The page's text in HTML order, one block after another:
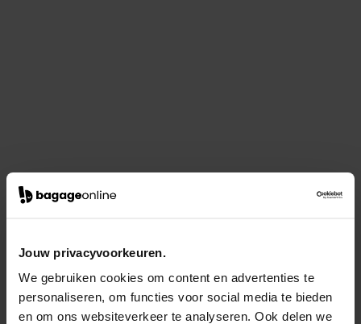
Jouw privacyvoorkeuren.
We gebruiken cookies om content en advertenties te
personaliseren, om functies voor social media te bieden
en om ons websiteverkeer te analyseren. Ook delen we